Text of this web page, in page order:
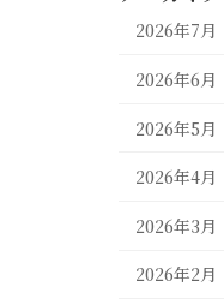
2026年7月
2026年6月
2026年5月
2026年4月
2026年3月
2026年2月